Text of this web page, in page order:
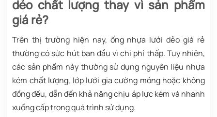
dẻo chất lượng thay vì sản phẩm
giá rẻ?
Trên thị trường hiện nay, ống nhựa lưới dẻo giá rẻ
thường có sức hút ban đầu vì chi phí thấp. Tuy nhiên,
các sản phẩm này thường sử dụng nguyên liệu nhựa
kém chất lượng, lớp lưới gia cường mỏng hoặc không
đồng đều, dẫn đến khả năng chịu áp lực kém và nhanh
xuống cấp trong quá trình sử dụng.